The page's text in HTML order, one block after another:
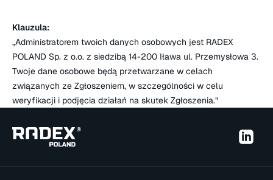
Klauzula:
„Administratorem twoich danych osobowych jest RADEX
POLAND Sp. z o.o. z siedzibą 14-200 Iława ul. Przemysłowa 3.
Twoje dane osobowe będą przetwarzane w celach
związanych ze Zgłoszeniem, w szczególności w celu
weryfikacji i podjęcia działań na skutek Zgłoszenia.”